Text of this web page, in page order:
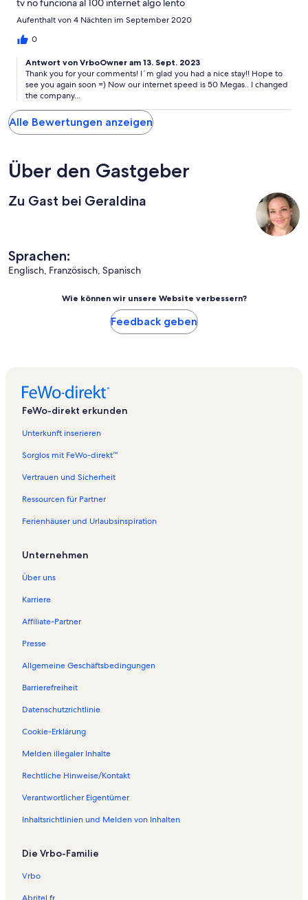
tv no funciona al 100 internet algo lento
Aufenthalt von 4 Nächten im September 2020
0
Antwort von VrboOwner am 13. Sept. 2023
Thank you for your comments! I´m glad you had a nice stay!! Hope to
see you again soon =) Now our internet speed is 50 Megas.. I changed
the company...
Alle Bewertungen anzeigen
Über den Gastgeber
Zu Gast bei Geraldina
Sprachen:
Englisch, Französisch, Spanisch
Wie können wir unsere Website verbessern?
Feedback geben
FeWo-direkt erkunden
Unterkunft inserieren
Sorglos mit FeWo-direkt™
Vertrauen und Sicherheit
Ressourcen für Partner
Ferienhäuser und Urlaubsinspiration
Unternehmen
Über uns
Karriere
Affiliate-Partner
Presse
Allgemeine Geschäftsbedingungen
Barrierefreiheit
Datenschutzrichtlinie
Cookie-Erklärung
Melden illegaler Inhalte
Rechtliche Hinweise/Kontakt
Verantwortlicher Eigentümer
Inhaltsrichtlinien und Melden von Inhalten
Die Vrbo-Familie
Vrbo